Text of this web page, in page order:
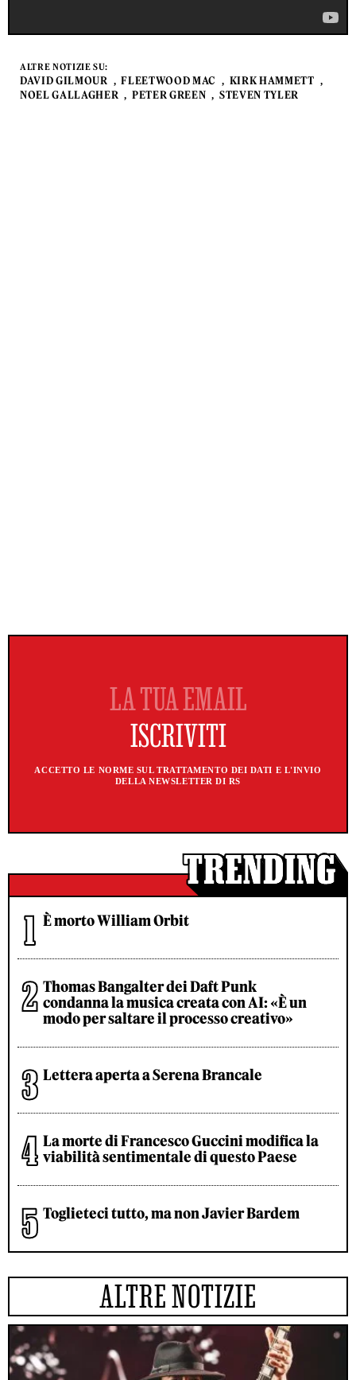
ALTRE NOTIZIE SU:
DAVID GILMOUR FLEETWOOD MAC
KIRK HAMMETT
NOEL GALLAGHER
PETER GREEN STEVEN TYLER
ACCETTO LE NORME SUL TRATTAMENTO DEI DATI E L'INVIO
DELLA NEWSLETTER DI RS
È morto William Orbit
Thomas Bangalter dei Daft Punk
condanna la musica creata con AI: «È un
modo per saltare il processo creativo»
Lettera aperta a Serena Brancale
La morte di Francesco Guccini modifica la
viabilità sentimentale di questo Paese
Toglieteci tutto, ma non Javier Bardem
ALTRE NOTIZIE